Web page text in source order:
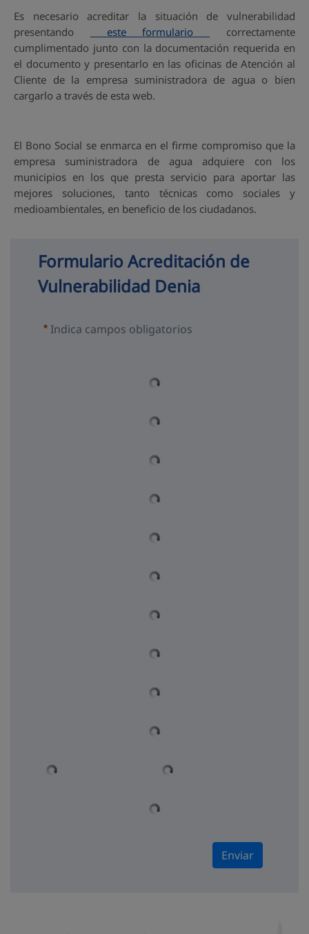
Es necesario acreditar la situación de vulnerabilidad
presentando
este formulario
correctamente
cumplimentado junto con la documentación requerida en
el documento y presentarlo en las oficinas de Atención al
Cliente de la empresa suministradora de agua o bien
cargarlo a través de esta web.
El Bono Social se enmarca en el firme compromiso que la
empresa suministradora de agua adquiere con los
municipios en los que presta servicio para aportar las
mejores soluciones, tanto técnicas como sociales y
medioambientales, en beneficio de los ciudadanos.
Formulario Acreditación de
Vulnerabilidad Denia
Indica campos obligatorios
Enviar